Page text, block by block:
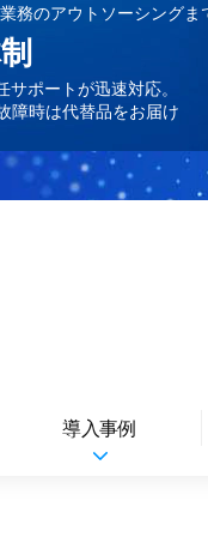
務のアウトソーシングま
ポートが迅速対応。
障時は代替品をお届け
導入事例